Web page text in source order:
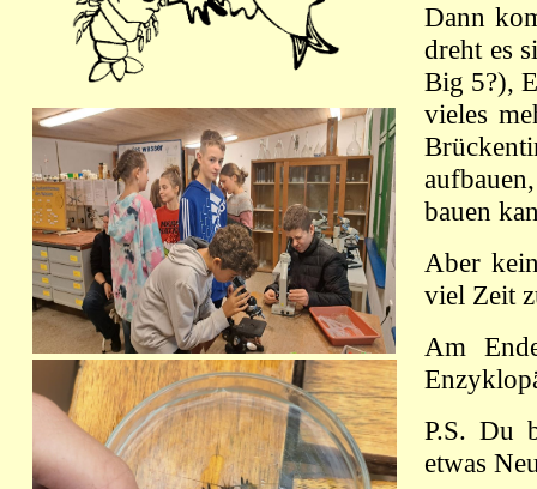
Dann
dreht es
Big 5?),
vieles
bauen
Aber
viel Zeit
Am
P.S. Du
etwas